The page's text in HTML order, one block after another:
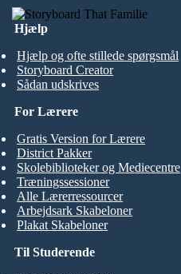
Hjælp
Hjælp og ofte stillede spørgsmål
Storyboard Creator
Sådan udskrives
Til Studerende
For Lærere
Gratis Version for Lærere
District Pakker
Skolebiblioteker og Mediecentre
Træningssessioner
Alle Lærerressourcer
Arbejdsark Skabeloner
Plakat Skabeloner